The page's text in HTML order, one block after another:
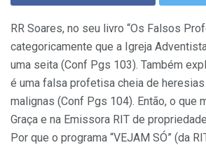
RR Soares, no seu livro “Os Falsos
categoricamente que a Igreja
uma seita (Conf Pgs 103). Também
é uma falsa profetisa cheia de
malignas (Conf Pgs 104). Então, o que
Graça e na Emissora RIT de
Por que o programa “VEJAM SÓ” (da